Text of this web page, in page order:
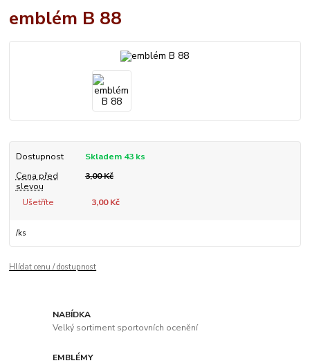
emblém B 88
Dostupnost
Skladem 43 ks
Cena před
slevou
3,00 Kč
Ušetříte 3,00 Kč
/ks
Hlídat cenu / dostupnost
NABÍDKA
Velký sortiment sportovních ocenění
EMBLÉMY